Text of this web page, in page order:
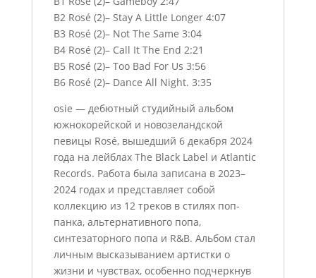
B2 Rosé (2)– Stay A Little Longer 4:07
B3 Rosé (2)– Not The Same 3:04
B4 Rosé (2)– Call It The End 2:21
B5 Rosé (2)– Too Bad For Us 3:56
B6 Rosé (2)– Dance All Night. 3:35
osie — дебютный студийный альбом
южнокорейской и новозеландской
певицы Rosé, вышедший 6 декабря 2024
года на лейблах The Black Label и Atlantic
Records. Работа была записана в 2023–
2024 годах и представляет собой
коллекцию из 12 треков в стилях поп-
панка, альтернативного попа,
синтезаторного попа и R&B. Альбом стал
личным высказыванием артистки о
жизни и чувствах, особенно подчеркнув